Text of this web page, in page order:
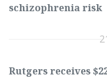
schizophrenia risk
Rutgers receives